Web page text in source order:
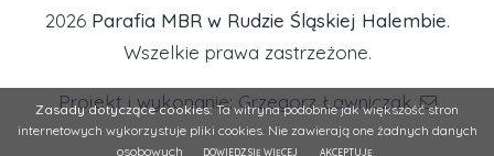
2026 Parafia MBR w Rudzie Śląskiej Halembie.
Wszelkie prawa zastrzeżone.
Projekt i wykonanie: Grzegorz Ławniczak
Zasady dotyczące cookies:Ta witryna podobnie jak większość stron
internetowych wykorzystuje pliki cookies. Nie zawierają one żadnych danych
osobowych
DOWIEDZ SIĘ WIĘCEJ AKCEPTUJĘ